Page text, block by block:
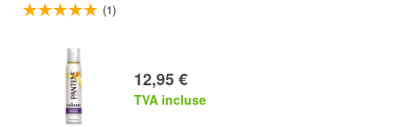
(1)
12,95 €
TVA incluse